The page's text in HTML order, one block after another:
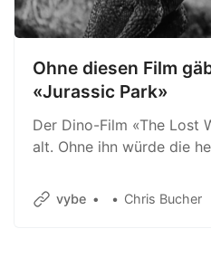
Ohne diesen Film
«Jurassic Park»
Der Dino-Film «The Lost
alt. Ohne ihn würde die
vybe Chris Bucher